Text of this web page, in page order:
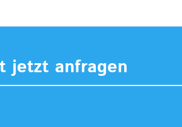
jetzt anfragen